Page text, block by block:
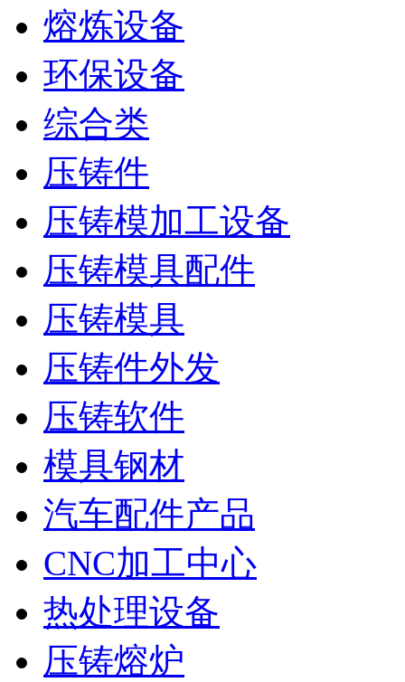
熔炼设备
环保设备
综合类
压铸件
压铸模加工设备
压铸模具配件
压铸模具
压铸件外发
压铸软件
模具钢材
汽车配件产品
CNC加工中心
热处理设备
压铸熔炉